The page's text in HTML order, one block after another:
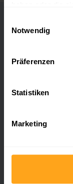
Notwendig
Präferenzen
Statistiken
Marketing